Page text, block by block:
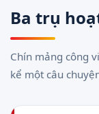
Ba trụ
Chín mảng công
kể một câu